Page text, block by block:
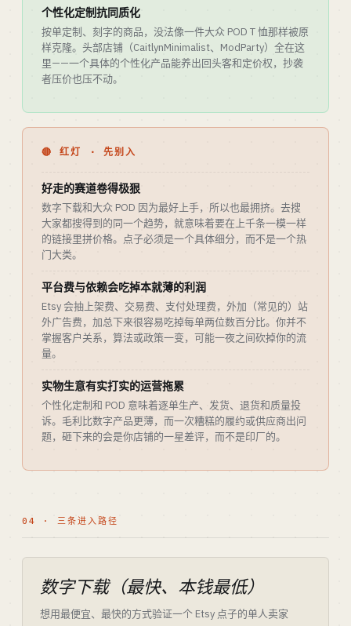
个性化定制抗同质化
按单定制、刻字的商品，没法像一件大众 POD T 恤那样被原
样克隆。头部店铺（CaitlynMinimalist、ModParty）全在这
里——一个具体的个性化产品能养出回头客和定价权，抄袭
者压价也压不动。
🔴 红灯 · 先别入
好走的赛道卷得极狠
数字下载和大众 POD 因为最好上手，所以也最拥挤。去搜
大家都搜得到的同一个趋势，就意味着要在上千条一模一样
的链接里拼价格。点子必须是一个具体细分，而不是一个热
门大类。
平台费与依赖会吃掉本就薄的利润
Etsy 会抽上架费、交易费、支付处理费，外加（常见的）站
外广告费，加总下来很容易吃掉每单两位数百分比。你并不
掌握客户关系，算法或政策一变，可能一夜之间砍掉你的流
量。
实物生意有实打实的运营拖累
个性化定制和 POD 意味着逐单生产、发货、退货和质量投
诉。毛利比数字产品更薄，而一次糟糕的履约或供应商出问
题，砸下来的会是你店铺的一星差评，而不是印厂的。
04 · 三条进入路径
数字下载（最快、本钱最低）
想用最便宜、最快的方式验证一个 Etsy 点子的单人卖家